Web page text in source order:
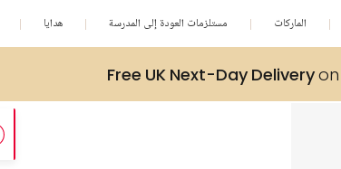
الماركات مستلزمات العودة إلى المدرسة هدايا
Free UK Next-Day Deliveryon